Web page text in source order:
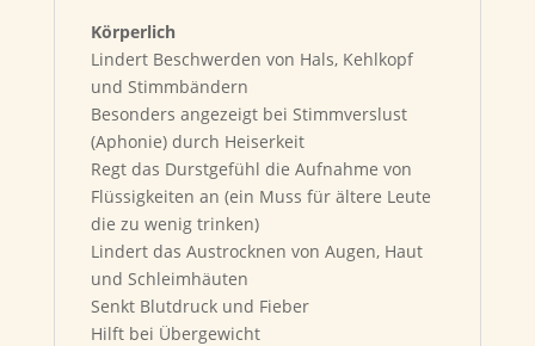
Körperlich
Lindert Beschwerden von Hals, Kehlkopf
und Stimmbändern
Besonders angezeigt bei Stimmverslust
(Aphonie) durch Heiserkeit
Regt das Durstgefühl die Aufnahme von
Flüssigkeiten an (ein Muss für ältere Leute
die zu wenig trinken)
Lindert das Austrocknen von Augen, Haut
und Schleimhäuten
Senkt Blutdruck und Fieber
Hilft bei Übergewicht